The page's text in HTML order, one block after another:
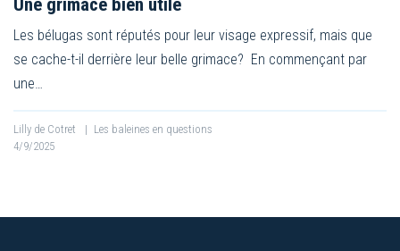
Une grimace bien utile
Les bélugas sont réputés pour leur visage expressif, mais que
se cache-t-il derrière leur belle grimace? En commençant par
une…
Lilly de Cotret | Les baleines en questions
4/9/2025